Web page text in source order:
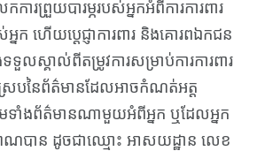
ារព្រួយបារម្ភរបស់អ្នកអំពីការការពារ
នក ហើយប្តេជ្ញាការពារ និងគោរពឯកជន
លស្គាល់ពីតម្រូវការសម្រាប់ការការពារ
របនៃព័ត៌មានដែលអាចកំណត់អត្ត
ទាំងព័ត៌មានណាមួយអំពីអ្នក ឬដែលអ្នក
បាន ដូចជាឈ្មោះ អាសយដ្ឋាន លេខ